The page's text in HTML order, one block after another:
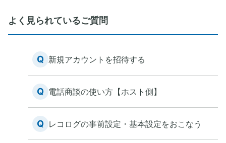
よく見られているご質問
Q 新規アカウントを招待する
Q 電話商談の使い方【ホスト側】
Q レコログの事前設定・基本設定をおこなう